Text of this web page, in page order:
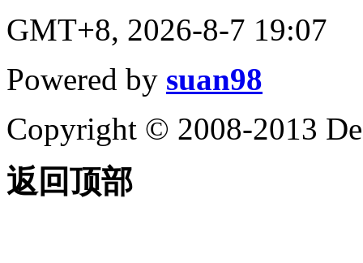
GMT+8, 2026-8-7 19:07
Powered by suan98
Copyright © 2008-2013
返回顶部